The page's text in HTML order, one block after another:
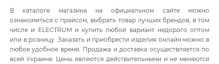
В каталоге магазина на официальном сайте можно
ознакомиться с прайсом, выбрать товар лучших брендов, в том
числе и ELECTRUM и купить любой вариант недорого оптом
или в розницу. Заказать и приобрести изделия онлайн можно в
любое удобное время. Продажа и доставка осуществляется по
всей Украине. Цены являются действительными и не меняются